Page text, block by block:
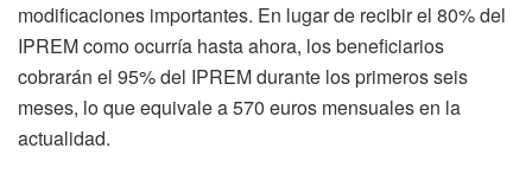
modificaciones importantes. En lugar de recibir el 80% del
IPREM como ocurría hasta ahora, los beneficiarios
cobrarán el 95% del IPREM durante los primeros seis
meses, lo que equivale a 570 euros mensuales en la
actualidad.